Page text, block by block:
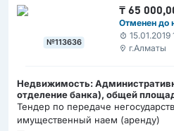
№113636
₸65
Отменен до
15.01.2019
г.Алматы
Недвижимость:
отделение банка), общей
земельного участка 0,2722 га.,
г.Семей
Тендер по передаче
имущественный наем (аренду)